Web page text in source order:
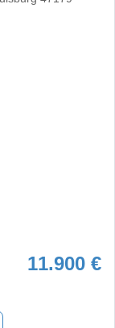
11.900 €